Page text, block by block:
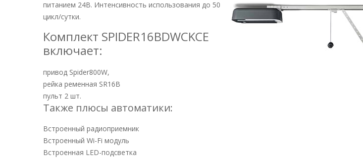
питанием 24В. Интенсивность использования до 50
цикл/сутки.
Комплект SPIDER16BDWCKCE
включает:
привод Spider800W,
рейка ременная SR16B
пульт 2 шт.
Также плюсы автоматики:
Встроенный радиоприемник
Встроенный Wi-Fi модуль
Встроенная LED-подсветка